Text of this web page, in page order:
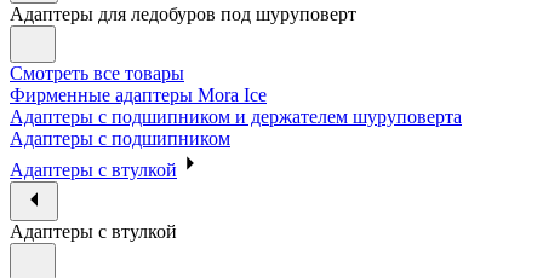
Адаптеры для ледобуров под шуруповерт
Смотреть все товары
Фирменные адаптеры Mora Ice
Адаптеры с подшипником и держателем шуруповерта
Адаптеры с подшипником
Адаптеры с втулкой
Адаптеры с втулкой